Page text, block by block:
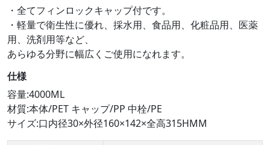
・全てフィンロックキャップ付です。
・軽量で衛生性に優れ、採水用、食品用、化粧品用、医薬
用、洗剤用等など、
あらゆる分野に幅広くご使用になれます。
仕様
容量:4000ML
材質:本体/PET キャップ/PP 中栓/PE
サイズ:口内径30×外径160×142×全高315HMM